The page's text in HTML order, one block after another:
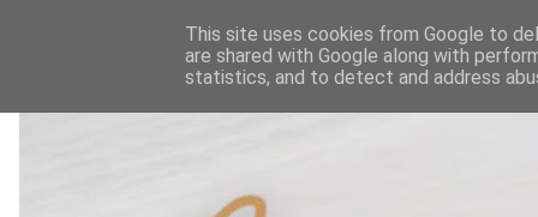
This site uses cookies from Google to
are shared with Google along with
statistics, and to detect and address